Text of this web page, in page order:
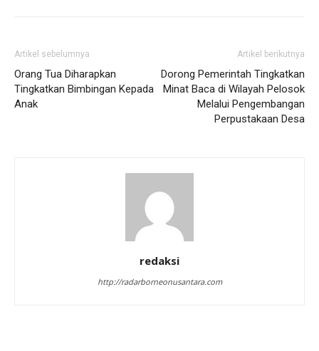
Artikel sebelumnya
Orang Tua Diharapkan
Tingkatkan Bimbingan Kepada
Anak
Artikel berikutnya
Dorong Pemerintah Tingkatkan
Minat Baca di Wilayah Pelosok
Melalui Pengembangan
Perpustakaan Desa
redaksi
http://radarborneonusantara.com